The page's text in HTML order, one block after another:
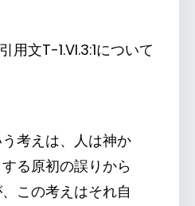
用文T-1.VI.3:1について
考えは、人は神か
る原初の誤りから
この考えはそれ自